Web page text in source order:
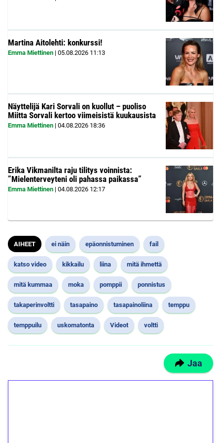
Martina Aitolehti: konkurssi!
Emma Miettinen | 05.08.2026 11:13
Näyttelijä Kari Sorvali on kuollut – puoliso
Miitta Sorvali kertoo viimeisistä kuukausista
Emma Miettinen | 04.08.2026 18:36
Erika Vikmanilta raju tilitys voinnista:
”Mielenterveyteni oli pahassa paikassa”
Emma Miettinen | 04.08.2026 12:17
AIHEET ei näin epäonnistuminen fail
katso video kikkailu liina mitä ihmettä
mitä kummaa moka pomppii ponnistus
takaperinvoltti tasapaino tasapainoliina temppu
temppuilu uskomatonta Videot voltti
Jaa